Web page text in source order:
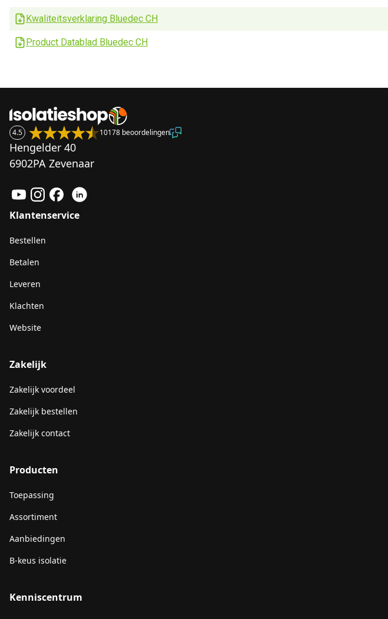
Kwaliteitsverklaring Bluedec CH
Product Datablad Bluedec CH
4.5 10178 beoordelingen
Hengelder 40
6902PA Zevenaar
Klantenservice
Bestellen
Betalen
Leveren
Klachten
Website
Zakelijk
Zakelijk voordeel
Zakelijk bestellen
Zakelijk contact
Producten
Toepassing
Assortiment
Aanbiedingen
B-keus isolatie
Kenniscentrum